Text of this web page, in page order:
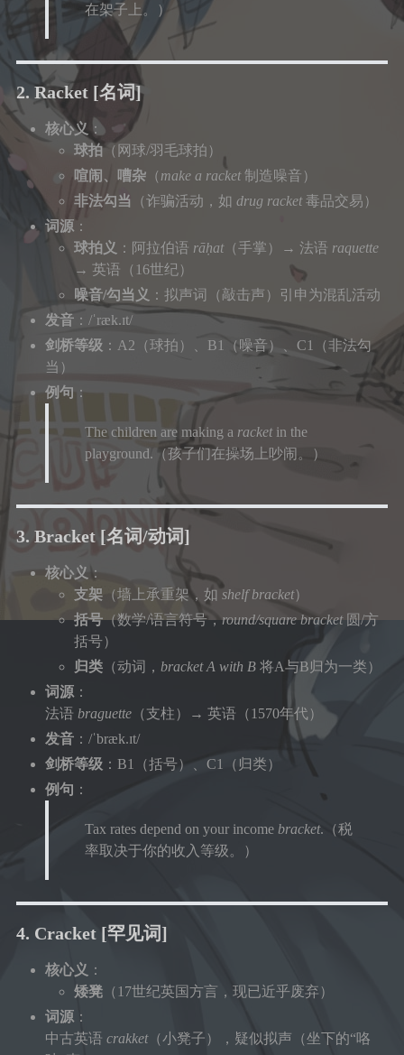
在架子上。）
2. Racket[名词]
核心义 ：
球拍（网球/羽毛球拍）
喧闹、嘈杂（ make a racket制造噪音）
非法勾当 （诈骗活动，如 drug racket毒品交易）
词源：
球拍义 ：阿拉伯语 rāḥat（手掌）→ 法语 raquette
→ 英语（16世纪）
噪音/勾当义 ：拟声词（敲击声）引申为混乱活动
发音：/ˈræk.ɪt/
剑桥等级：A2（球拍）、B1（噪音）、C1（非法勾
当）
例句 ：
The children are making a racketin the
playground.（孩子们在操场上吵闹。）
3. Bracket[名词/动词]
核心义 ：
支架（墙上承重架，如 shelf bracket）
括号（数学/语言符号，round/square bracket圆/方
括号）
归类（动词， bracket A with B将A与B归为一类）
词源：
法语 braguette（支柱）→ 英语（1570年代）
发音：/ˈbræk.ɪt/
剑桥等级：B1（括号）、C1（归类）
例句 ：
Tax rates depend on your income bracket.（税
率取决于你的收入等级。）
4. Cracket[罕见词]
核心义 ：
矮凳（17世纪英国方言，现已近乎废弃）
词源：
中古英语 crakket（小凳子），疑似拟声（坐下的“咯